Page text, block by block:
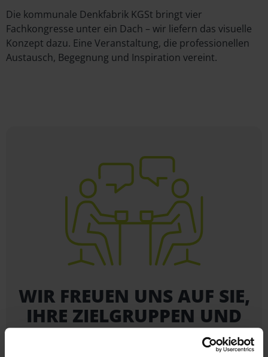
Die kommunale Denkfabrik KGSt bringt vier
Fachkongresse unter ein Dach – wir liefern das visuelle
Konzept dazu. Eine Veranstaltung, die professionellen
Austausch, Begegnung und Inspiration vereint.
WIR FREUEN UNS AUF SIE,
IHRE ZIELGRUPPEN UND
AUF IHR PROJEKT!